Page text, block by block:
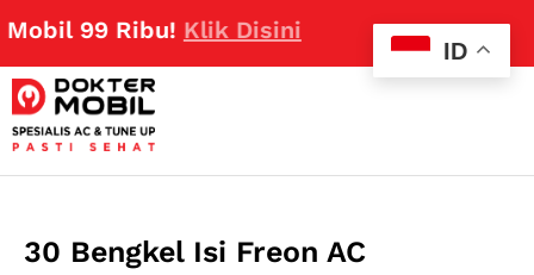
Ribu!Klik Disini
30 Bengkel Isi Freon AC
ID